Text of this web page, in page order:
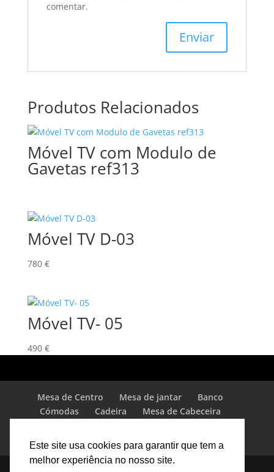
Este site usa cookies para garantir que tem a
melhor experiência no nosso site.
comentar.
Produtos Relacionados
Móvel TV com Modulo de
Gavetas ref313
Móvel TV D-03
780 €
Móvel TV- 05
490 €
Mesa de Centro Mesa de jantar
Banco
Cómodas
Cadeira
Mesa de Cabeceira
Camiseiro Roupeiro